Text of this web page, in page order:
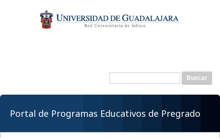
contenido
principal
Formulario de
Buscar
Portal de Programas Educativos de Pregrado